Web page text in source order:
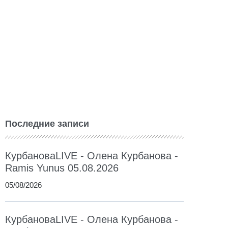
Последние записи
КурбановаLIVE - Олена Курбанова -
Ramis Yunus 05.08.2026
05/08/2026
КурбановаLIVE - Олена Курбанова -